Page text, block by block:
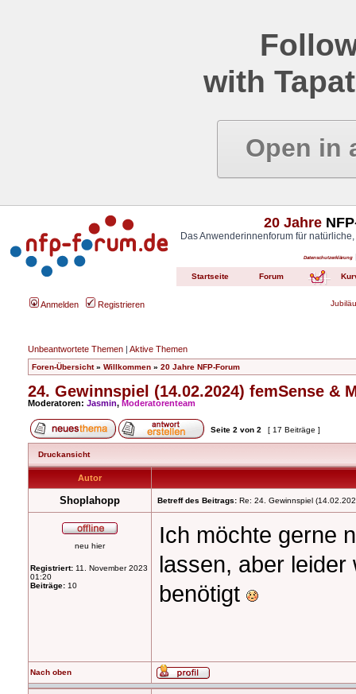
with
Open in
20 Jahre
Das Anwenderinnenforum für
Datenschutzerklärung
Startseite Forum
Anmelden Registrieren
Unbeantwortete Themen | Aktive Themen
Foren-Übersicht» Willkommen » 20 Jahre NFP-Forum
24. Gewinnspiel (14.02.2024) femSense &
Moderatoren: Jasmin, Moderatorenteam
Seite 2 von 2 [ 17 Beiträge ]
Druckansicht
Autor
Shoplahopp Betreff des Beitrags: Re: 24. Gewinnspiel
neu hier
Registriert: 11. November 2023
01:20
Beiträge: 10
Ich möchte gerne
lassen, aber
benötigt
Nach oben